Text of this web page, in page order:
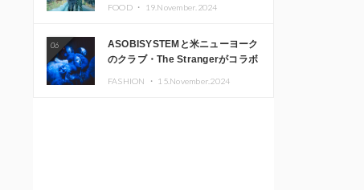
FOOD ・ 19.November.2024
06
ASOBISYSTEMと米ニューヨーク
のクラブ・The Strangerがコラボ
FASHION ・ 15.November.2024